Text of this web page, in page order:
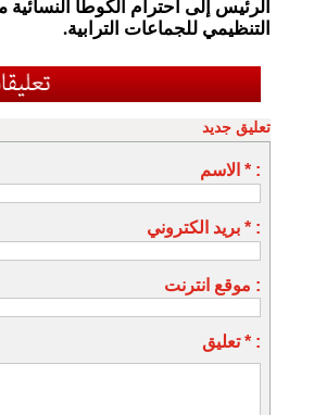
التنظيمي للجماعات الترابية.
تعليق جديد
الاسم * :
بريد الكتروني * :
موقع انترنت :
تعليق * :